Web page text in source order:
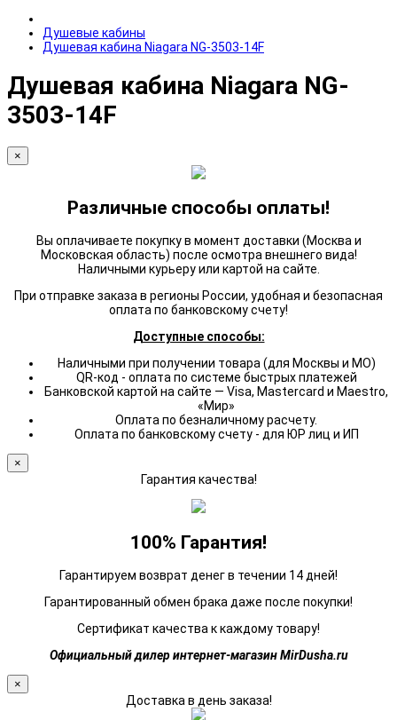
Душевые кабины
Душевая кабина Niagara NG-3503-14F
Душевая кабина Niagara NG-
3503-14F
×
Различные способы оплаты!
Вы оплачиваете покупку в момент доставки (Москва и
Московская область) после осмотра внешнего вида!
Наличными курьеру или картой на сайте.
При отправке заказа в регионы России, удобная и безопасная
оплата по банковскому счету!
Доступные способы:
Наличными при получении товара (для Москвы и МО)
QR-код - оплата по системе быстрых платежей
Банковской картой на сайте — Visa, Mastercard и Maestro,
«Мир»
Оплата по безналичному расчету.
Оплата по банковскому счету - для ЮР лиц и ИП
×
Гарантия качества!
100% Гарантия!
Гарантируем возврат денег в течении 14 дней!
Гарантированный обмен брака даже после покупки!
Сертификат качества к каждому товару!
Официальный дилер интернет-магазин MirDusha.ru
×
Доставка в день заказа!